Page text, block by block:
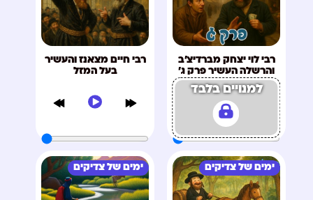
רבי לוי יצחק מברדיצ'ב
והרשלה העשיר פרק ג'
למנויים בלבד
רבי חיים מצאנז והעשיר
בעל המזל
ימים של צדיקים ימים של צדיקים